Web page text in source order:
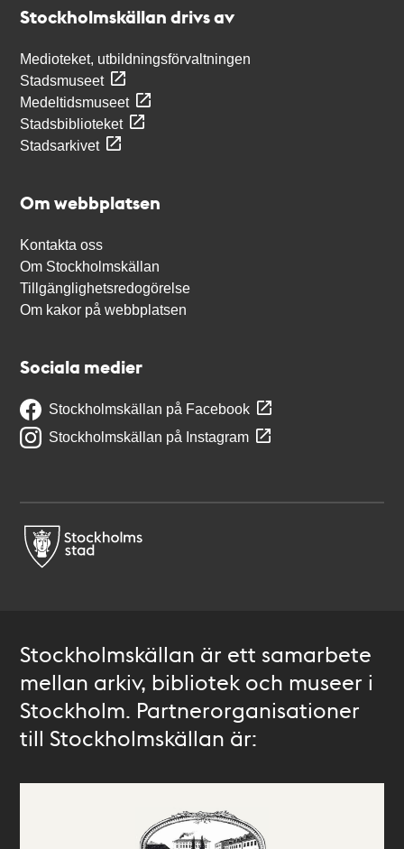
Stockholmskällan drivs av
Medioteket, utbildningsförvaltningen
Stadsmuseet
Medeltidsmuseet
Stadsbiblioteket
Stadsarkivet
Om webbplatsen
Kontakta oss
Om Stockholmskällan
Tillgänglighetsredogörelse
Om kakor på webbplatsen
Sociala medier
Stockholmskällan på Facebook
Stockholmskällan på Instagram
Stockholmskällan är ett samarbete
mellan arkiv, bibliotek och museer i
Stockholm. Partnerorganisationer
till Stockholmskällan är: